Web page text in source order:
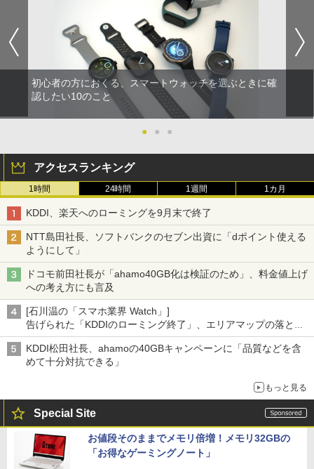
初心者の方におくる、スマートウォッチを選ぶときに確
認したい10のこと
● ● ●
アクセスランキング
1時間 24時間 1週間 1カ月
KDDI、楽天へのローミングを9月末で終了
NTT島田社長、ソフトバンクのセブン出資に「dポイント使える
ようにして」
ドコモ前田社長が「ahamo40GB化は検証のため」、料金値上げ
への考え方にも言及
[石川温の「スマホ業界 Watch」]
告げられた「KDDIのローミング終了」、エリアマップの落とし
穴と楽天モバイルの課題
KDDI松田社長、ahamoの40GBキャンペーンに「品質などを含
めて十分対抗できる」
もっと見る
Special Site
お値段そのままでメモリ倍増！メモリ32GBの
「お得なゲーミングノート」